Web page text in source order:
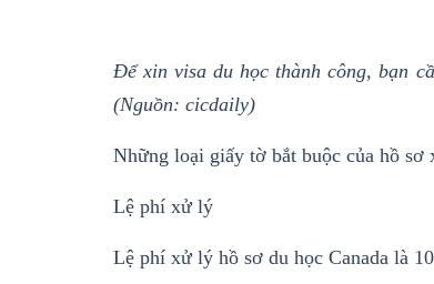
Để xin visa du học thành công, bạn
(Nguồn: cicdaily)
Những loại giấy tờ bắt buộc của hồ sơ
Lệ phí xử lý
Lệ phí xử lý hồ sơ du học Canada là